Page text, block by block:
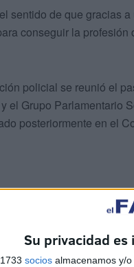
Su privacidad
socios almacenamos y/
sentido de que gracias
conseguir la profesión
policial se reunió el
el Grupo Parlamentario
posteriormente en el
veces tienen que
para que salga